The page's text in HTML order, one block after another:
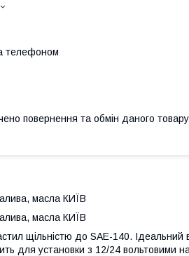
телефоном
повернення та обмін даного товару
масла КИЇВ
масла КИЇВ
щільністю до SAE-140. Ідеальний
для установки з 12/24 вольтовими